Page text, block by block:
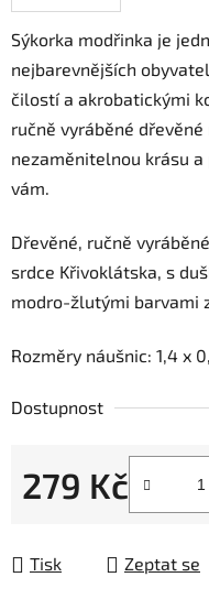
Sýkorka modřinka je
nejbarevnějších
čilostí a akrobatickými
ručně vyráběné
nezaměnitelnou krásu
vám.
Dřevěné, ručně
srdce Křivoklátska, s
modro-žlutými barvami
Rozměry náušnic: 1,4 x
Dostupnost
279 Kč
Tisk Zeptat se